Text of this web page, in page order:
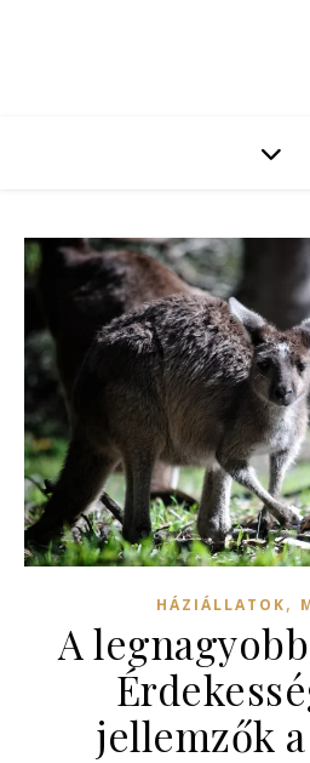
HÁZIÁLLATOK,
A
jellemzők